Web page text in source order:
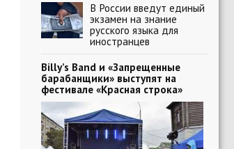
В России введут единый
экзамен на знание
русского языка для
иностранцев
Billy’s Band и «Запрещенные
барабанщики» выступят на
фестивале «Красная строка»